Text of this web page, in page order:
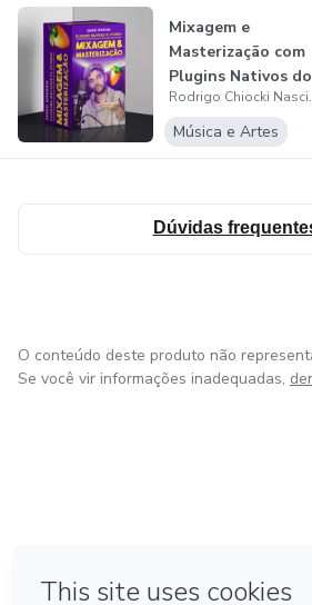
Mixagem e
Masterização com
Plugins Nativos do
FL Studio
Música e Artes
Dúvidas
O conteúdo deste produto não
Se você vir informações inadequadas,
Feito com ❤ na Cidade do México